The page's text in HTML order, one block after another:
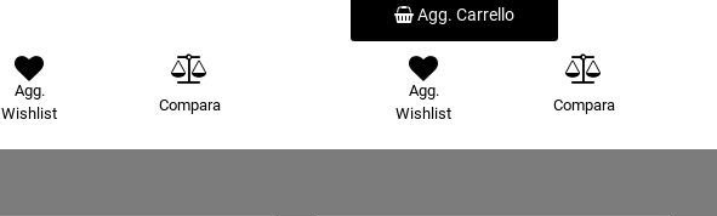
Agg.
Wishlist
Compara
Agg. Carrello
Agg.
Wishlist
Compara